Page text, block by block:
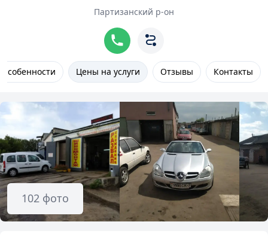
Партизанский р-он
Особенности Цены на услуги Отзывы Контакты
102 фото